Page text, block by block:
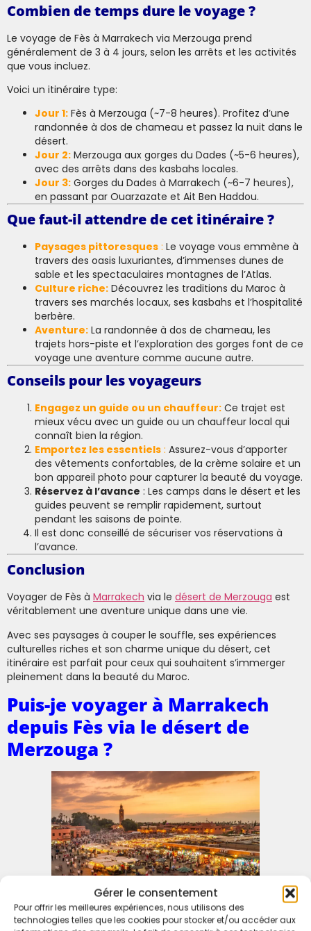
Gérer le consentement
Pour offrir les meilleures expériences, nous utilisons des
technologies telles que les cookies pour stocker et/ou accéder aux
Combien de temps dure le voyage ?
Le voyage de Fès à Marrakech via Merzouga prend
généralement de 3 à 4 jours, selon les arrêts et les activités
que vous incluez.
Voici un itinéraire type:
Jour 1: Fès à Merzouga (~7-8 heures). Profitez d’une
randonnée à dos de chameau et passez la nuit dans le
désert.
Jour 2: Merzouga aux gorges du Dades (~5-6 heures),
avec des arrêts dans des kasbahs locales.
Jour 3: Gorges du Dades à Marrakech (~6-7 heures),
en passant par Ouarzazate et Ait Ben Haddou.
Que faut-il attendre de cet itinéraire ?
Paysages pittoresques : Le voyage vous emmène à
travers des oasis luxuriantes, d’immenses dunes de
sable et les spectaculaires montagnes de l’Atlas.
Culture riche: Découvrez les traditions du Maroc à
travers ses marchés locaux, ses kasbahs et l’hospitalité
berbère.
Aventure: La randonnée à dos de chameau, les
trajets hors-piste et l’exploration des gorges font de ce
voyage une aventure comme aucune autre.
Conseils pour les voyageurs
Engagez un guide ou un chauffeur: Ce trajet est
mieux vécu avec un guide ou un chauffeur local qui
connaît bien la région.
Emportez les essentiels : Assurez-vous d’apporter
des vêtements confortables, de la crème solaire et un
bon appareil photo pour capturer la beauté du voyage.
Réservez à l’avance : Les camps dans le désert et les
guides peuvent se remplir rapidement, surtout
pendant les saisons de pointe.
Il est donc conseillé de sécuriser vos réservations à
l’avance.
Conclusion
Voyager de Fès à Marrakech via le désert de Merzouga est
véritablement une aventure unique dans une vie.
Avec ses paysages à couper le souffle, ses expériences
culturelles riches et son charme unique du désert, cet
itinéraire est parfait pour ceux qui souhaitent s’immerger
pleinement dans la beauté du Maroc.
Puis-je voyager à Marrakech
depuis Fès via le désert de
Merzouga ?